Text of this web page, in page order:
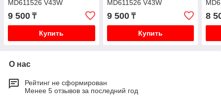
MD611526 V43W
9 500 ₸
Купить
MD611526 V43W
9 500₸
Купить
8
О нас
Рейтинг не сформирован
Менее 5 отзывов за последний год